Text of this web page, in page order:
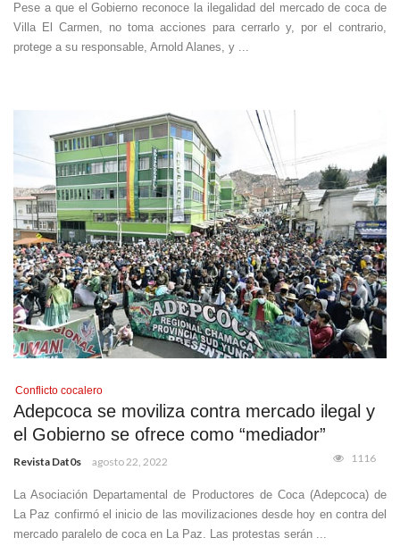
Pese a que el Gobierno reconoce la ilegalidad del mercado de coca de
Villa El Carmen, no toma acciones para cerrarlo y, por el contrario,
protege a su responsable, Arnold Alanes, y ...
Conflicto cocalero
Adepcoca se moviliza contra mercado ilegal y
el Gobierno se ofrece como “mediador”
Revista Dat0s agosto 22, 2022 1116
La Asociación Departamental de Productores de Coca (Adepcoca) de
La Paz confirmó el inicio de las movilizaciones desde hoy en contra del
mercado paralelo de coca en La Paz. Las protestas serán ...